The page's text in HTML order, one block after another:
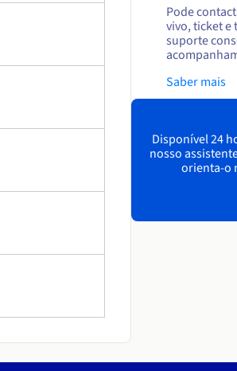
Pode
vivo, ticket e
suporte
Saber mais
Disponível 24
nosso
orienta-o